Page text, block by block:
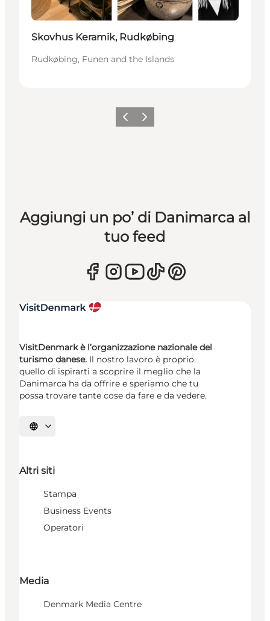
Skovhus Keramik, Rudkøbing
Rudkøbing, Funen and the Islands
Precedente
Avanti
Aggiungi un po’ di Danimarca al
tuo feed
VisitDenmark è l’organizzazione nazionale del
turismo danese. Il nostro lavoro è proprio
quello di ispirarti a scoprire il meglio che la
Danimarca ha da offrire e speriamo che tu
possa trovare tante cose da fare e da vedere.
Seleziona la lingua
Altri siti
Stampa
Business Events
Operatori
Media
Denmark Media Centre